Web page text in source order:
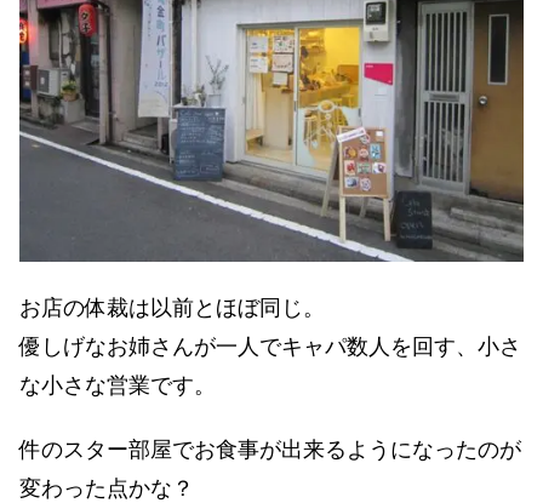
お店の体裁は以前とほぼ同じ。
優しげなお姉さんが一人でキャパ数人を回す、小さ
な小さな営業です。
件のスター部屋でお食事が出来るようになったのが
変わった点かな？